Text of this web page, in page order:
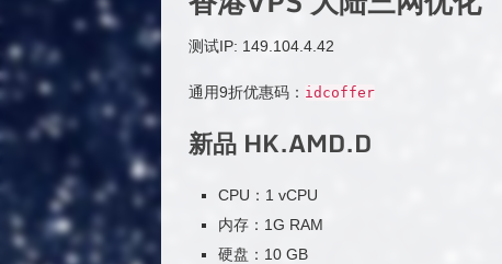
测试IP: 149.104.4.42
通用9折优惠码： idcoffer
新品 HK.AMD.D
CPU：1 vCPU
内存：1G RAM
硬盘：10 GB